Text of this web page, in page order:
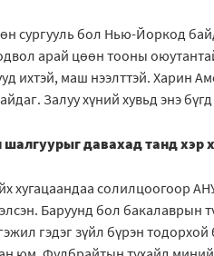
сургууль бол Нью-Йоркод
арай цөөн тооны
ихтэй, маш нээлттэй. Харин
Залуу хүний хувьд энэ
давахад танд хэр
хугацаандаа солилцоогоор
Баруунд бол бакалаврын
гэдэг зүйл бүрэн